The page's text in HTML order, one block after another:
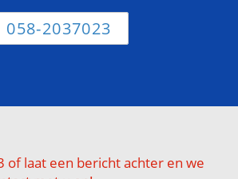
058-2037023
of laat een bericht achter en we